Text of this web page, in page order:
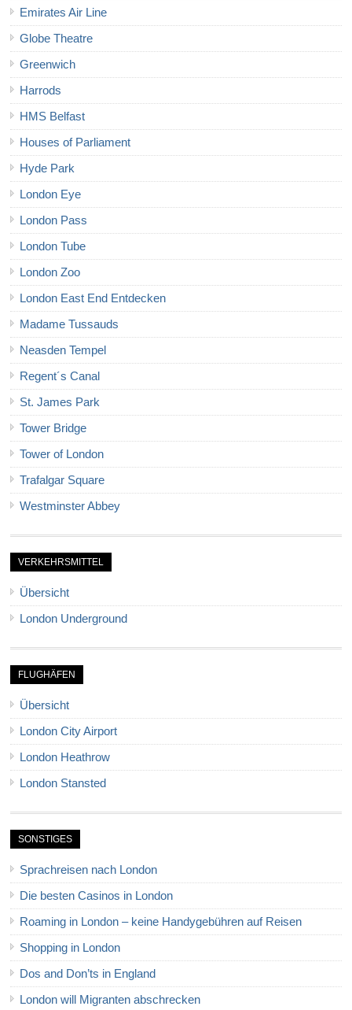
Emirates Air Line
Globe Theatre
Greenwich
Harrods
HMS Belfast
Houses of Parliament
Hyde Park
London Eye
London Pass
London Tube
London Zoo
London East End Entdecken
Madame Tussauds
Neasden Tempel
Regent´s Canal
St. James Park
Tower Bridge
Tower of London
Trafalgar Square
Westminster Abbey
VERKEHRSMITTEL
Übersicht
London Underground
FLUGHÄFEN
Übersicht
London City Airport
London Heathrow
London Stansted
SONSTIGES
Sprachreisen nach London
Die besten Casinos in London
Roaming in London – keine Handygebühren auf Reisen
Shopping in London
Dos and Don’ts in England
London will Migranten abschrecken